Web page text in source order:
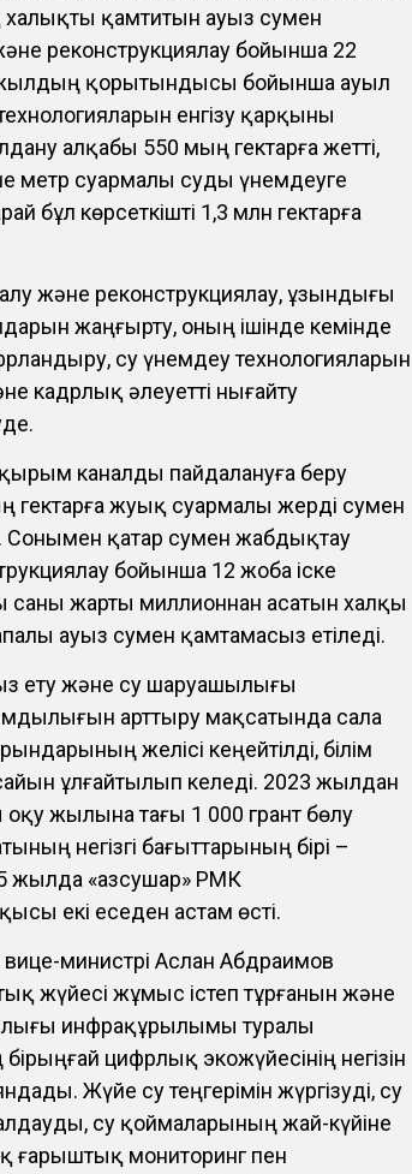
халықты қамтитын ауыз сумен
реконструкциялау бойынша 22
қорытындысы бойынша ауыл
енгізу қарқыны
алқабы 550 мың гектарға жетті,
метр суармалы суды үнемдеуге
бұл көрсеткішті 1,3 млн гектарға
және реконструкциялау, ұзындығы
жаңғырту, оның ішінде кемінде
су үнемдеу технологияларын
кадрлық әлеуетті нығайту
каналды пайдалануға беру
гектарға жуық суармалы жерді сумен
Сонымен қатар сумен жабдықтау
бойынша 12 жоба іске
жарты миллионнан асатын халқы
ауыз сумен қамтамасыз етіледі.
ету және су шаруашылығы
арттыру мақсатында сала
желісі кеңейтілді, білім
ұлғайтылып келеді. 2023 жылдан
оқу жылына тағы 1 000 грант бөлу
негізгі бағыттарының бірі –
жылда «Қазсушар» РМК
екі еседен астам өсті.
министрі Аслан Абдраимов
жүйесі жұмыс істеп тұрғанын және
инфрақұрылымы туралы
бірыңғай цифрлық экожүйесінің негізін
Жүйе су теңгерімін жүргізуді, су
су қоймаларының жай-күйіне
ғарыштық мониторинг пен